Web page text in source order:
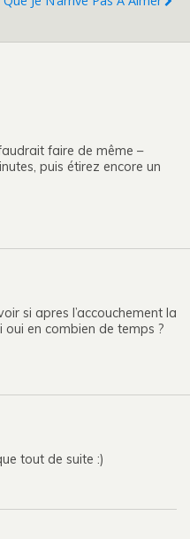
faire de même –
puis étirez encore un
si apres l’accouchement la
oui en combien de temps ?
tout de suite :)